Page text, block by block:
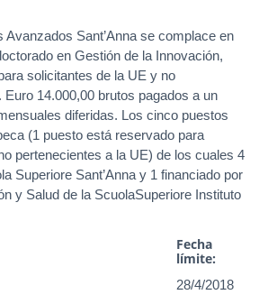
Avanzados Sant’Anna se complace en
en Gestión de la Innovación,
solicitantes de la UE y no
14.000,00 brutos pagados a un
diferidas. Los cinco puestos
(1 puesto está reservado para
pertenecientes a la UE) de los cuales 4
Superiore Sant’Anna y 1 financiado por
y Salud de la ScuolaSuperiore Instituto
Fecha
límite:
28/4/2018